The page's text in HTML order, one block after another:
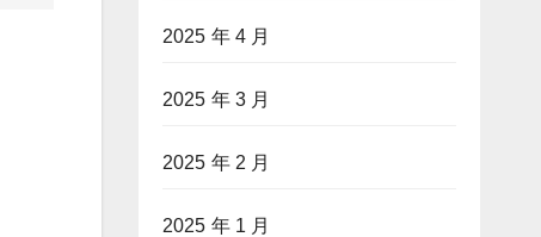
2025 年 4 月
2025 年 3 月
2025 年 2 月
2025 年 1 月